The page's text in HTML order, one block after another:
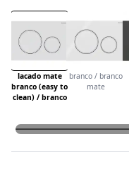
lacado mate
branco (easy to
clean) / branco
branco / branco
mate